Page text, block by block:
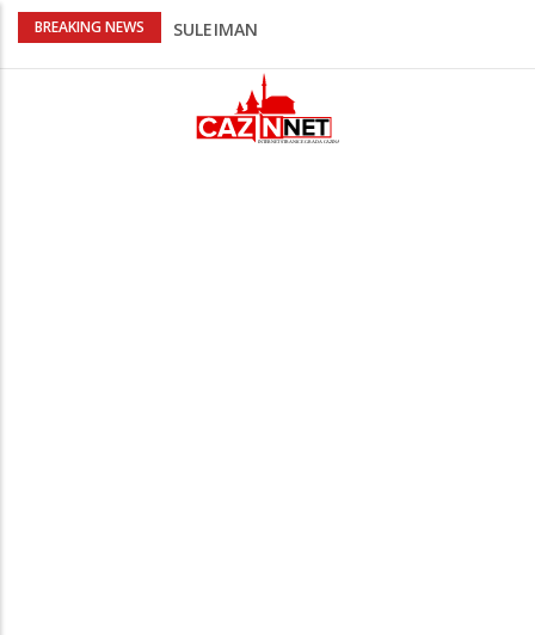
BREAKING NEWS
Kafa, umjetnost i Alajbegović: Juventus
Poznat termin dženaze NADAREVIĆ
Na Ahiret preselila SAMARDŽIĆ (rođ.